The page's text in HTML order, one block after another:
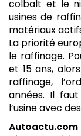
colbalt et le
usines de
matériaux
La priorité
le raffinage.
et 15 ans,
raffinage,
années. Il
l’usine avec